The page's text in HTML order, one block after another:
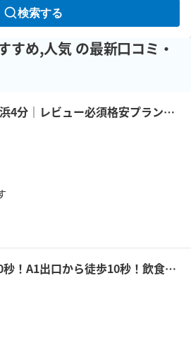
検索する
すめ,人気 の最新口コミ・
インボイス対応！新横浜4分｜レビュー必須格安プラン｜14席｜土足OK｜Wi-Fi｜43型モニター｜ボドゲ｜面接・勉強｜トイレは女性に嬉しいお部屋外男女別
JR飯田橋駅から徒歩30秒！A1出口から徒歩10秒！飲食持込可!高速Wi-Fi!会議/ボドゲ/推し活/女子会/サロン/控室などで利用可能!貸会議室KS6飯田橋★